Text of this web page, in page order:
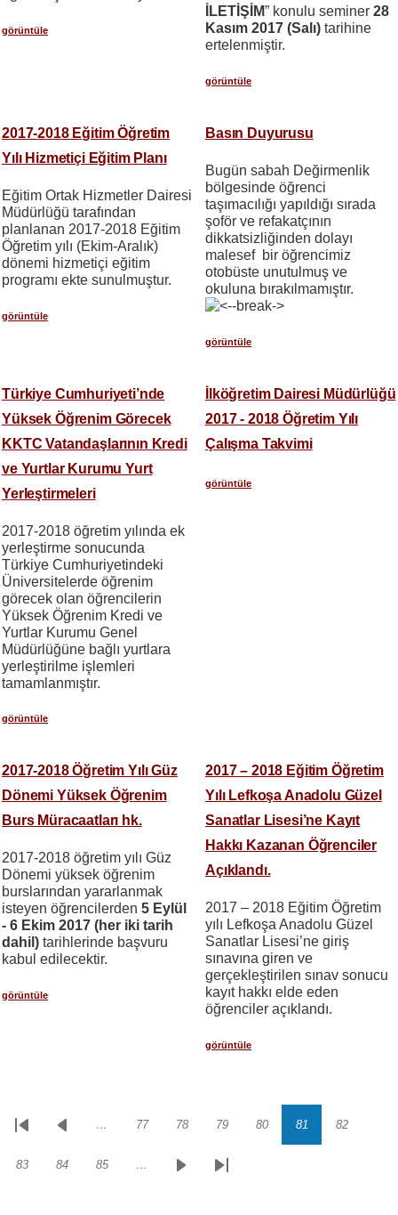
görüntüle
İLETİŞİM” konulu seminer 28
Kasım 2017 (Salı) tarihine
ertelenmiştir.
görüntüle
2017-2018 Eğitim Öğretim
Yılı Hizmetiçi Eğitim Planı
Eğitim Ortak Hizmetler Dairesi
Müdürlüğü tarafından
planlanan 2017-2018 Eğitim
Öğretim yılı (Ekim-Aralık)
dönemi hizmetiçi eğitim
programı ekte sunulmuştur.
görüntüle
Basın Duyurusu
Bugün sabah Değirmenlik
bölgesinde öğrenci
taşımacılığı yapıldığı sırada
şoför ve refakatçının
dikkatsizliğinden dolayı
malesef bir öğrencimiz
otobüste unutulmuş ve
okuluna bırakılmamıştır.
görüntüle
Türkiye Cumhuriyeti’nde
Yüksek Öğrenim Görecek
KKTC Vatandaşlarının Kredi
ve Yurtlar Kurumu Yurt
Yerleştirmeleri
2017-2018 öğretim yılında ek
yerleştirme sonucunda
Türkiye Cumhuriyetindeki
Üniversitelerde öğrenim
görecek olan öğrencilerin
Yüksek Öğrenim Kredi ve
Yurtlar Kurumu Genel
Müdürlüğüne bağlı yurtlara
yerleştirilme işlemleri
tamamlanmıştır.
görüntüle
İlköğretim Dairesi Müdürlüğü
2017 - 2018 Öğretim Yılı
Çalışma Takvimi
görüntüle
2017-2018 Öğretim Yılı Güz
Dönemi Yüksek Öğrenim
Burs Müracaatları hk.
2017-2018 öğretim yılı Güz
Dönemi yüksek öğrenim
burslarından yararlanmak
isteyen öğrencilerden 5 Eylül
- 6 Ekim 2017 (her iki tarih
dahil) tarihlerinde başvuru
kabul edilecektir.
görüntüle
2017 – 2018 Eğitim Öğretim
Yılı Lefkoşa Anadolu Güzel
Sanatlar Lisesi’ne Kayıt
Hakkı Kazanan Öğrenciler
Açıklandı.
2017 – 2018 Eğitim Öğretim
yılı Lefkoşa Anadolu Güzel
Sanatlar Lisesi’ne giriş
sınavına giren ve
gerçekleştirilen sınav sonucu
kayıt hakkı elde eden
öğrenciler açıklandı.
görüntüle
Sayfalama
İlk
Önceki… Sayfa
77 Sayfa
78 Sayfa
79 Sayfa
80 Sayfa
81 Sayfa
82
Sayfa
83 Sayfa
84 Sayfa
85 …
SonrakiSon